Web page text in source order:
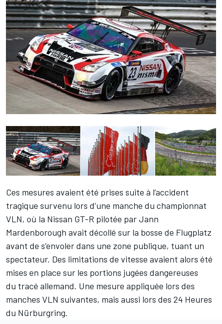
Ces mesures avaient été prises suite à l’accident
tragique survenu lors d’une manche du championnat
VLN, où la Nissan GT-R pilotée par Jann
Mardenborough avait décollé sur la bosse de Flugplatz
avant de s’envoler dans une zone publique, tuant un
spectateur. Des limitations de vitesse avaient alors été
mises en place sur les portions jugées dangereuses
du tracé allemand. Une mesure appliquée lors des
manches VLN suivantes, mais aussi lors des 24 Heures
du Nürburgring.